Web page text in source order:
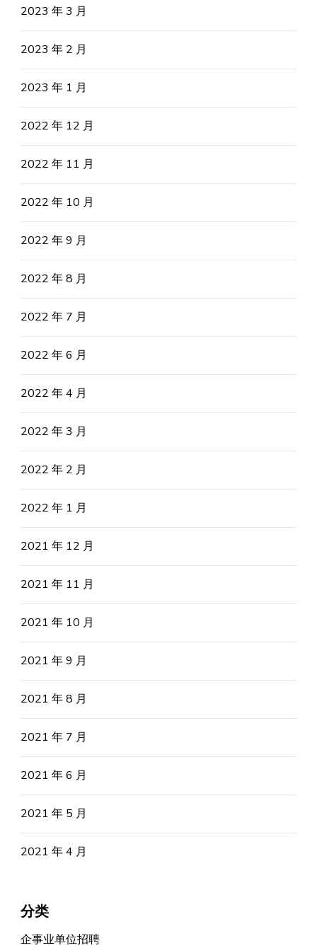
2023 年 3 月
2023 年 2 月
2023 年 1 月
2022 年 12 月
2022 年 11 月
2022 年 10 月
2022 年 9 月
2022 年 8 月
2022 年 7 月
2022 年 6 月
2022 年 4 月
2022 年 3 月
2022 年 2 月
2022 年 1 月
2021 年 12 月
2021 年 11 月
2021 年 10 月
2021 年 9 月
2021 年 8 月
2021 年 7 月
2021 年 6 月
2021 年 5 月
2021 年 4 月
分类
企事业单位招聘